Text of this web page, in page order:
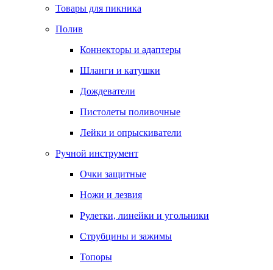
Товары для пикника
Полив
Коннекторы и адаптеры
Шланги и катушки
Дождеватели
Пистолеты поливочные
Лейки и опрыскиватели
Ручной инструмент
Очки защитные
Ножи и лезвия
Рулетки, линейки и угольники
Струбцины и зажимы
Топоры